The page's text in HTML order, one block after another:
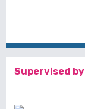
Supervised by